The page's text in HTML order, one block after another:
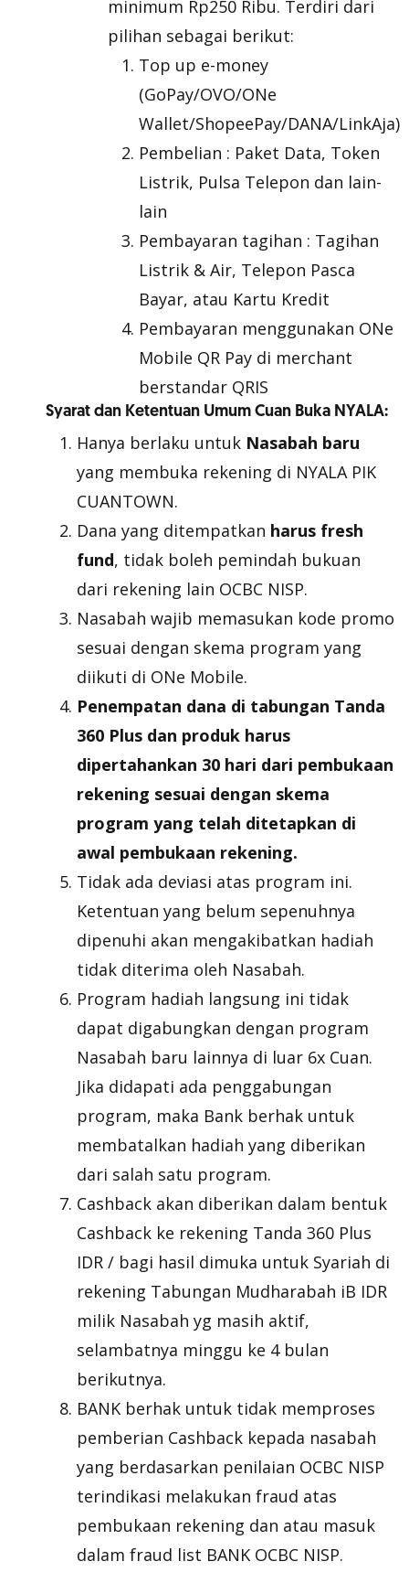
minimum Rp250 Ribu. Terdiri dari
pilihan sebagai berikut:
Top up e-money
(GoPay/OVO/ONe
Wallet/ShopeePay/DANA/LinkAja)
Pembelian : Paket Data, Token
Listrik, Pulsa Telepon dan lain-
lain
Pembayaran tagihan : Tagihan
Listrik & Air, Telepon Pasca
Bayar, atau Kartu Kredit
Pembayaran menggunakan ONe
Mobile QR Pay di merchant
berstandar QRIS
Syarat dan Ketentuan Umum Cuan Buka NYALA:
Hanya berlaku untuk Nasabah baru
yang membuka rekening di NYALA PIK
CUANTOWN.
Dana yang ditempatkan harus fresh
fund, tidak boleh pemindah bukuan
dari rekening lain OCBC NISP.
Nasabah wajib memasukan kode promo
sesuai dengan skema program yang
diikuti di ONe Mobile.
Penempatan dana di tabungan Tanda
360 Plus dan produk harus
dipertahankan 30 hari dari pembukaan
rekening sesuai dengan skema
program yang telah ditetapkan di
awal pembukaan rekening.
Tidak ada deviasi atas program ini.
Ketentuan yang belum sepenuhnya
dipenuhi akan mengakibatkan hadiah
tidak diterima oleh Nasabah.
Program hadiah langsung ini tidak
dapat digabungkan dengan program
Nasabah baru lainnya di luar 6x Cuan.
Jika didapati ada penggabungan
program, maka Bank berhak untuk
membatalkan hadiah yang diberikan
dari salah satu program.
Cashback akan diberikan dalam bentuk
Cashback ke rekening Tanda 360 Plus
IDR / bagi hasil dimuka untuk Syariah di
rekening Tabungan Mudharabah iB IDR
milik Nasabah yg masih aktif,
selambatnya minggu ke 4 bulan
berikutnya.
BANK berhak untuk tidak memproses
pemberian Cashback kepada nasabah
yang berdasarkan penilaian OCBC NISP
terindikasi melakukan fraud atas
pembukaan rekening dan atau masuk
dalam fraud list BANK OCBC NISP.